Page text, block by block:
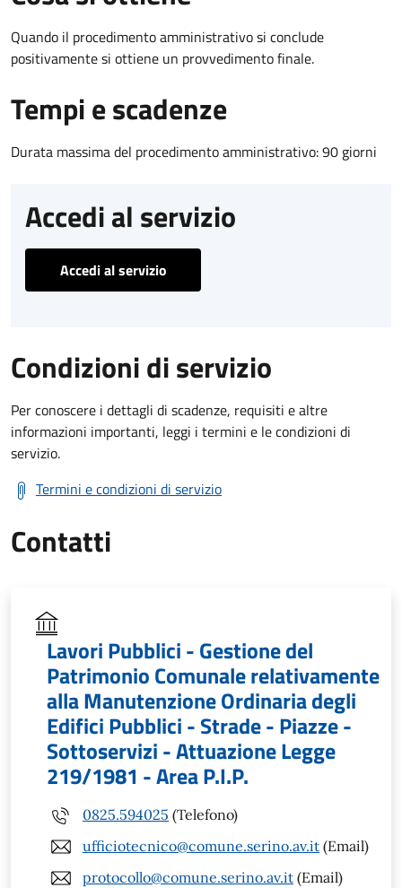
Quando il procedimento amministrativo si conclude
positivamente si ottiene un provvedimento finale.
Tempi e scadenze
Durata massima del procedimento amministrativo: 90 giorni
Accedi al servizio
Accedi al servizio
Condizioni di servizio
Per conoscere i dettagli di scadenze, requisiti e altre
informazioni importanti, leggi i termini e le condizioni di
servizio.
Termini e condizioni di servizio
Contatti
Lavori Pubblici - Gestione del
Patrimonio Comunale relativamente
alla Manutenzione Ordinaria degli
Edifici Pubblici - Strade - Piazze -
Sottoservizi - Attuazione Legge
219/1981 - Area P.I.P.
0825.594025 (Telefono)
ufficiotecnico@comune.serino.av.it (Email)
protocollo@comune.serino.av.it (Email)